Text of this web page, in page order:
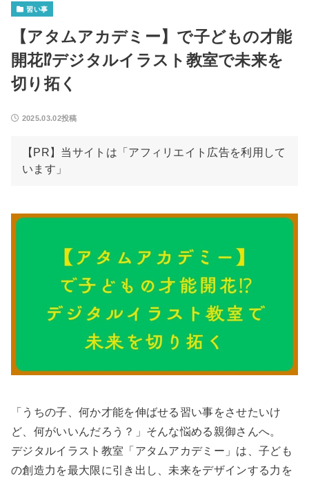
習い事
【アタムアカデミー】で子どもの才能
開花⁉デジタルイラスト教室で未来を
切り拓く
2025.03.02投稿
【PR】当サイトは「アフィリエイト広告を利用して
います」
「うちの子、何か才能を伸ばせる習い事をさせたいけ
ど、何がいいんだろう？」そんな悩める親御さんへ。
デジタルイラスト教室「アタムアカデミー」は、子ども
の創造力を最大限に引き出し、未来をデザインする力を